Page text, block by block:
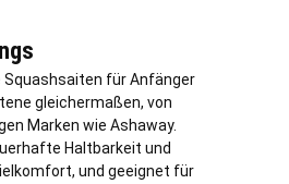
für Anfänger
gleichermaßen, von
Marken wie Ashaway.
Haltbarkeit und
und geeignet für